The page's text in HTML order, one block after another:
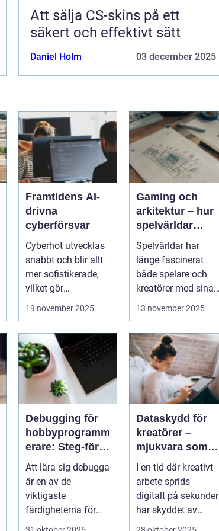
Att sälja CS-skins på ett
säkert och effektivt sätt
Daniel Holm 03 december 2025
Framtidens AI-
drivna
cyberförsvar
Cyberhot utvecklas
snabbt och blir allt
mer sofistikerade,
vilket gör
traditionella
19 november 2025
Gaming och
arkitektur – hur
spelvärldar
inspirerar
verklig
stadsplanering
Spelvärldar har
länge fascinerat
både spelare och
kreatörer med sina
detaljerad...
13 november 2025
Debugging för
hobbyprogramm
erare: Steg-för-
steg-metoder
Att lära sig debugga
är en av de
viktigaste
färdigheterna för
Dataskydd för
kreatörer –
mjukvara som
skyddar
intellektuellt
kapital
I en tid där kreativt
arbete sprids
digitalt på sekunder
har skyddet av
intellektuellt ka...